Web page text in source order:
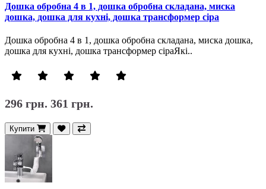
Дошка обробна 4 в 1, дошка обробна складана, миска
дошка, дошка для кухні, дошка трансформер сіра
Дошка обробна 4 в 1, дошка обробна складана, миска дошка,
дошка для кухні, дошка трансформер сіраЯкі..
296 грн. 361 грн.
Купити